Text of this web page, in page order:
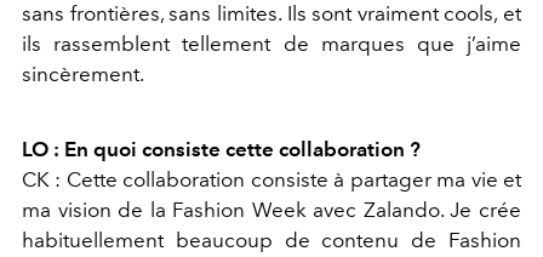
sans frontières, sans limites. Ils sont vraiment cools, et
ils rassemblent tellement de marques que j’aime
sincèrement.
LO : En quoi consiste cette collaboration ?
CK : Cette collaboration consiste à partager ma vie et
ma vision de la Fashion Week avec Zalando. Je crée
habituellement beaucoup de contenu de Fashion